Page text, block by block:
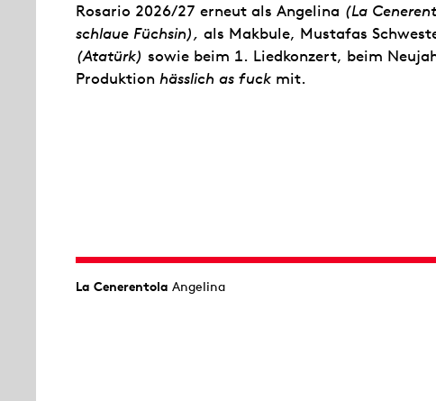
Rosario 2026/27 erneut als Angelina (La
schlaue Füchsin), als Makbule, Mustafas
(Atatürk) sowie beim 1. Liedkonzert, beim
Produktion hässlich as fuck mit.
La Cenerentola Angelina